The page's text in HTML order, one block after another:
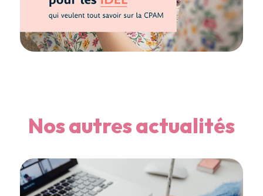
Nos autres actualités